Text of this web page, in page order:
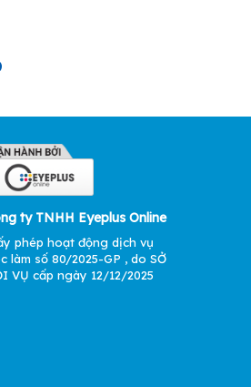
ty TNHH Eyeplus Online
phép hoạt động dịch vụ
làm số 80/2025-GP , do SỞ
VỤ cấp ngày 12/12/2025